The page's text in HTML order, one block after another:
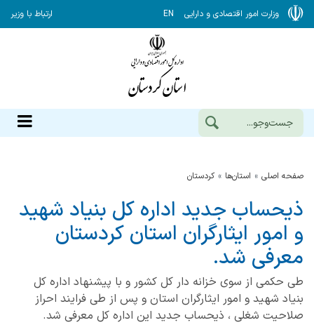
وزارت امور اقتصادی و دارایی EN ارتباط با وزیر
صفحه اصلی استان‌ها كردستان
ذیحساب جدید اداره کل بنیاد شهید
و امور ایثارگران استان کردستان
معرفی شد.
طی حکمی از سوی خزانه دار کل کشور و با پیشنهاد اداره کل
بنیاد شهید و امور ایثارگران استان و پس از طی فرایند احراز
صلاحیت شغلی ، ذیحساب جدید این اداره کل معرفی شد.